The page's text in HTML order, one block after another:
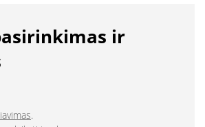
ir
.